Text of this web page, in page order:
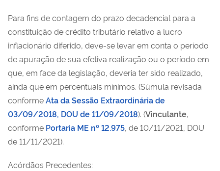
Para fins de contagem do prazo decadencial para a
constituição de crédito tributário relativo a lucro
inflacionário diferido, deve-se levar em conta o período
de apuração de sua efetiva realização ou o período em
que, em face da legislação, deveria ter sido realizado,
ainda que em percentuais mínimos. (Súmula revisada
conformeAta da Sessão Extraordinária de
03/09/2018, DOU de 11/09/2018). (Vinculante,
conforme Portaria ME nº 12.975, de 10/11/2021, DOU
de 11/11/2021).
Acórdãos Precedentes: